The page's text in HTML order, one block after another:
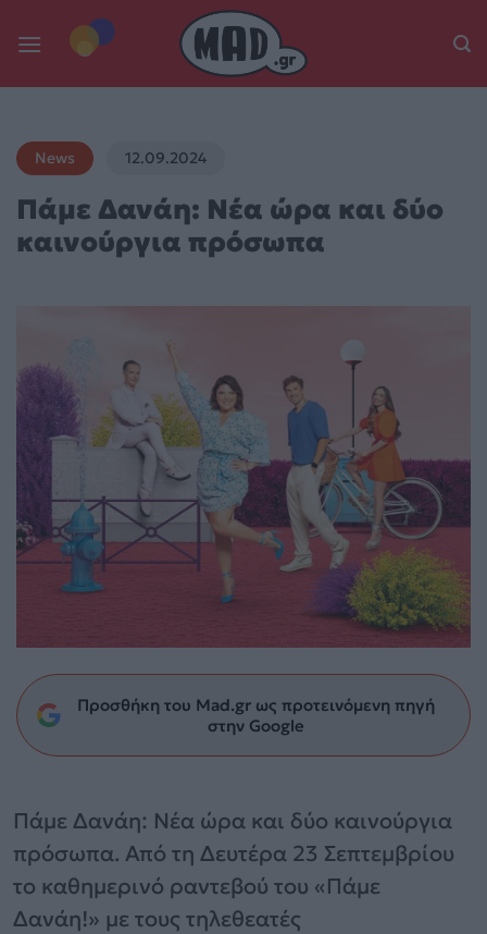
News 12.09.2024
Πάμε Δανάη: Νέα ώρα και δύο
καινούργια πρόσωπα
Προσθήκη του Mad.gr ως προτεινόμενη πηγή
στην Google
Πάμε Δανάη: Νέα ώρα και δύο καινούργια
πρόσωπα. Από τη Δευτέρα 23 Σεπτεμβρίου
το καθημερινό ραντεβού του «Πάμε
Δανάη!» με τους τηλεθεατές